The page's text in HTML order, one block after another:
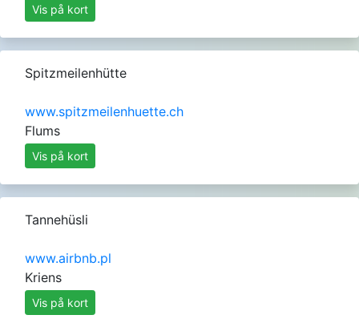
Vis på kort
Spitzmeilenhütte
www.spitzmeilenhuette.ch
Flums
Vis på kort
Tannehüsli
www.airbnb.pl
Kriens
Vis på kort